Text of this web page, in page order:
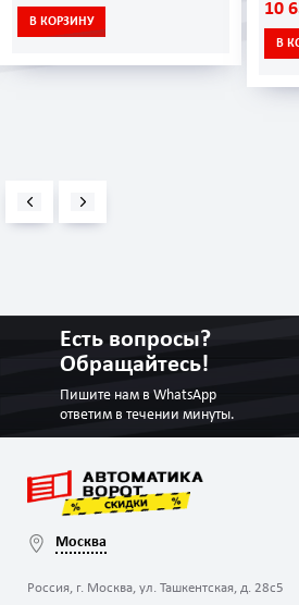
В КОРЗИНУ
10
В
Есть вопросы?
Обращайтесь!
Пишите нам в WhatsApp
ответим в течении минуты.
Москва
Россия, г. Москва, ул. Ташкентская, д. 28с5